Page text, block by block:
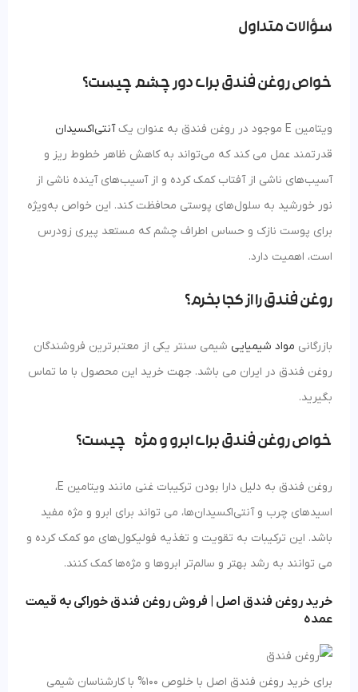
سؤالات متداول
خواص روغن فندق برای دور چشم چیست؟
ویتامین E موجود در روغن فندق به عنوان یک
آنتی‌اکسیدان
قدرتمند عمل می‌ کند که می‌تواند به کاهش ظاهر خطوط ریز و
آسیب‌های ناشی از آفتاب کمک کرده و از آسیب‌های آینده ناشی از
نور خورشید به سلول‌های پوستی محافظت کند. این خواص به‌ویژه
برای پوست نازک و حساس اطراف چشم که مستعد پیری زودرس
است، اهمیت دارد.
روغن فندق را از کجا بخرم؟
بازرگانی مواد شیمیایی شیمی سنتر یکی از معتبرترین فروشندگان
روغن فندق در ایران می باشد. جهت خرید این محصول با ما تماس
بگیرید.
خواص روغن فندق برای ابرو و مژه چیست؟
روغن فندق به دلیل دارا بودن ترکیبات غنی مانند ویتامین E،
اسیدهای چرب و آنتی‌اکسیدان‌ها، می‌ تواند برای ابرو و مژه مفید
باشد. این ترکیبات به تقویت و تغذیه فولیکول‌های مو کمک کرده و
می‌ توانند به رشد بهتر و سالم‌تر ابروها و مژه‌ها کمک کنند.
خرید روغن فندق اصل | فروش روغن فندق خوراکی به قیمت
عمده
برای خرید روغن فندق اصل با خلوص 100% با کارشناسان شیمی